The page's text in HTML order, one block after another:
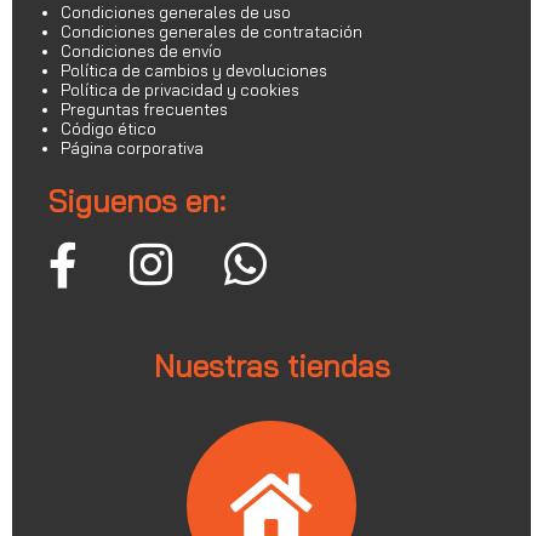
Condiciones generales de uso
Condiciones generales de contratación
Condiciones de envío
Política de cambios y devoluciones
Política de privacidad y cookies
Preguntas frecuentes
Código ético
Página corporativa
Siguenos en:
Nuestras tiendas